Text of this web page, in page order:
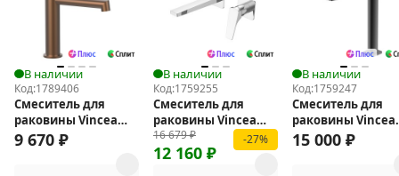
В наличии
Код:1789406
Смеситель для
раковины Vincea
Desire VBF-1D1BC
9 670 ₽
В наличии
Код:1759255
Смеситель для
раковины Vincea
Puro VBFW-5P01CH
16 679₽
12 160 ₽
-27%
В наличии
Код:1759247
Смеситель для
раковины Vincea
Domus VBF-
15 000 ₽